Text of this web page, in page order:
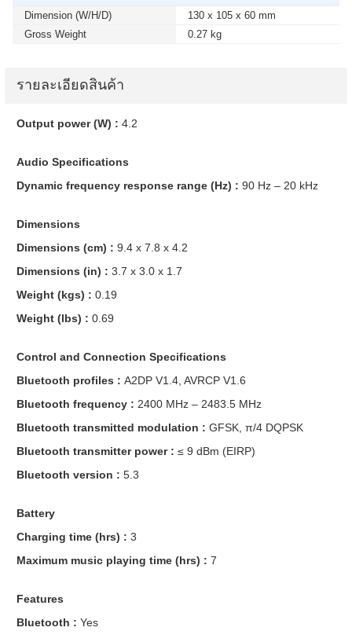
Dimension (W/H/D)
130 x 105 x 60 mm
Gross Weight
0.27 kg
รายละเอียดสินค้า
Output power (W) : 4.2
Audio Specifications
Dynamic frequency response range (Hz) : 90 Hz – 20 kHz
Dimensions
Dimensions (cm) : 9.4 x 7.8 x 4.2
Dimensions (in) : 3.7 x 3.0 x 1.7
Weight (kgs) : 0.19
Weight (lbs) : 0.69
Control and Connection Specifications
Bluetooth profiles : A2DP V1.4, AVRCP V1.6
Bluetooth frequency : 2400 MHz – 2483.5 MHz
Bluetooth transmitted modulation : GFSK, π/4 DQPSK
Bluetooth transmitter power : ≤ 9 dBm (EIRP)
Bluetooth version : 5.3
Battery
Charging time (hrs) : 3
Maximum music playing time (hrs) : 7
Features
Bluetooth : Yes